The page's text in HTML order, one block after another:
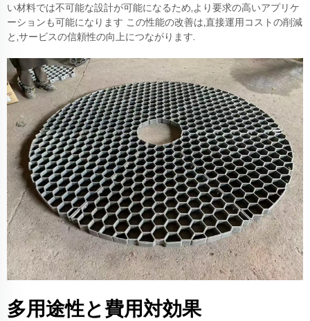
い材料では不可能な設計が可能になるため,より要求の高いアプリケ
ーションも可能になります この性能の改善は,直接運用コストの削減
と,サービスの信頼性の向上につながります.
多用途性と費用対効果